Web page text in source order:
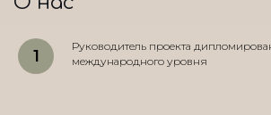
Руководитель проекта
международного уровня